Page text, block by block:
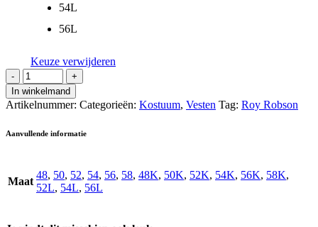
54L
56L
Keuze verwijderen
In winkelmand
Artikelnummer: Categorieën: Kostuum, Vesten Tag: Roy Robson
Aanvullende informatie
Maat
48, 50, 52, 54, 56, 58, 48K, 50K, 52K, 54K, 56K, 58K,
52L, 54L, 56L